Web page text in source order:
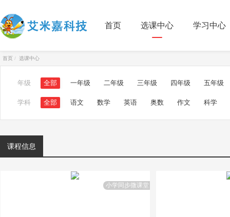
首页 选课中心 学习中心
首页 选课中心
年级 全部 一年级 二年级 三年级 四年级 五年级
学科 全部 语文 数学 英语 奥数 作文 科学
课程信息
小学同步微课堂